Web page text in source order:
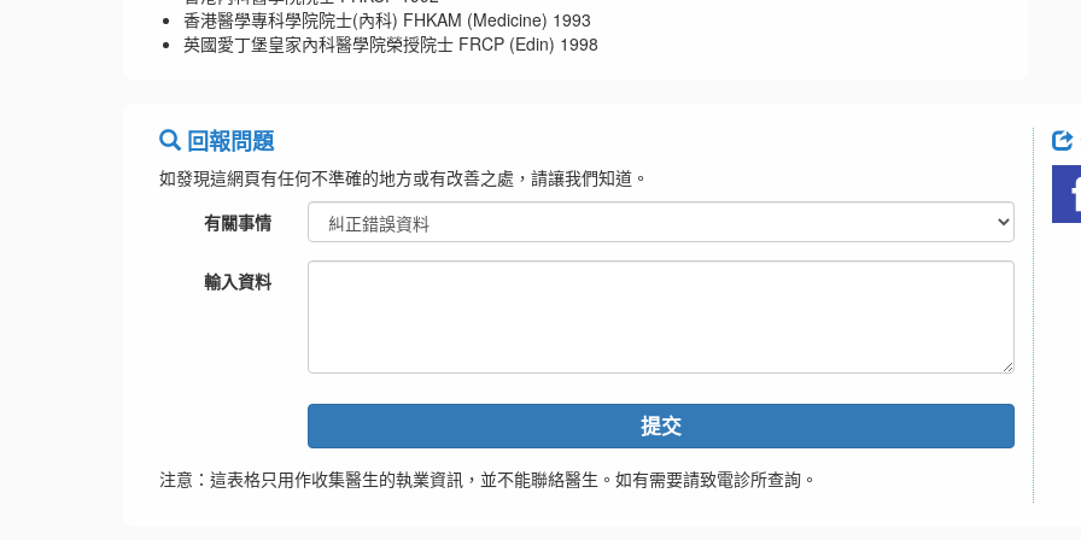
香港醫學專科學院院士(內科) FHKAM (Medicine) 1993
英國愛丁堡皇家內科醫學院榮授院士 FRCP (Edin) 1998
回報問題
如發現這網頁有任何不準確的地方或有改善之處，請讓我們知道。
有關事情
輸入資料
提交
注意：這表格只用作收集醫生的執業資訊，並不能聯絡醫生。如有需要請致電診所查詢。